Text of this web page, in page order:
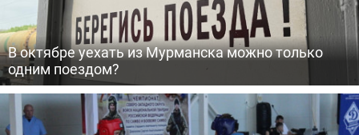
В октябре уехать из Мурманска можно только
одним поездом?